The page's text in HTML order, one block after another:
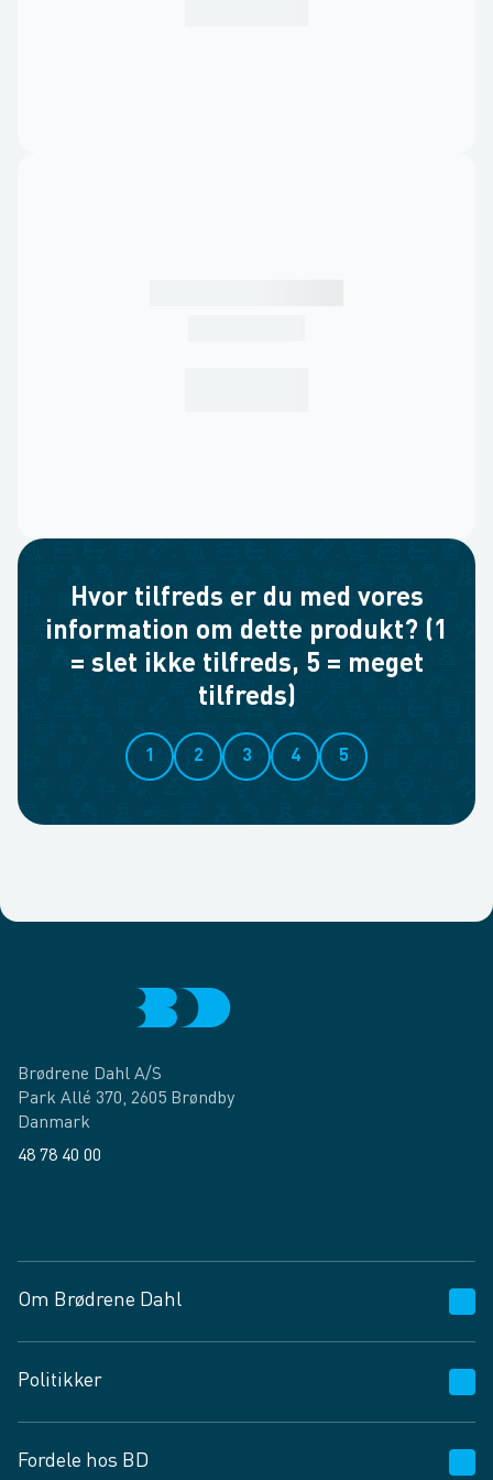
Hvor tilfreds er du med vores
information om dette produkt? (1
= slet ikke tilfreds, 5 = meget
tilfreds)
1 2 3 4 5
Brødrene Dahl A/S
Park Allé 370, 2605 Brøndby
Danmark
48 78 40 00
Om Brødrene Dahl
Vagttelefon 30 10 89 89
Spørgsmål og svar
Job og karriere
Politikker
Privatlivspolitik
Fordele hos BD